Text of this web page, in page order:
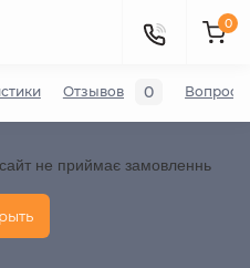
не приймає замовленнь
0
Отзывов 0 Вопросы